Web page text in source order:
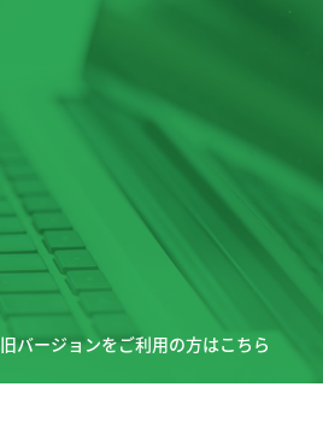
旧バージョンをご利用の方はこちら